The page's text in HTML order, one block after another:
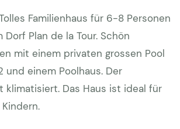
Familienhaus für 6-8 Personen
Plan de la Tour. Schön
mit einem privaten grossen Pool
einem Poolhaus. Der
klimatisiert. Das Haus ist ideal für